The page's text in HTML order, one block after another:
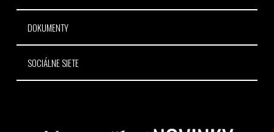
DOKUMENTY
SOCIÁLNE SIETE